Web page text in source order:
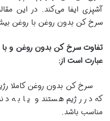
آشپزی ایفا می‌کند. در این
سرخ کن بدون روغن با روغن
تفاوت سرخ کن بدون روغن و
عبارت است از:
سرخ کن بدون روغن کاملا
که در رژیم هستند و یا به
مناسب باشد.